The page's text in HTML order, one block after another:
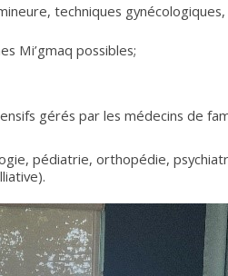
techniques gynécologiques,
Mi’gmaq possibles;
gérés par les médecins de
pédiatrie, orthopédie,